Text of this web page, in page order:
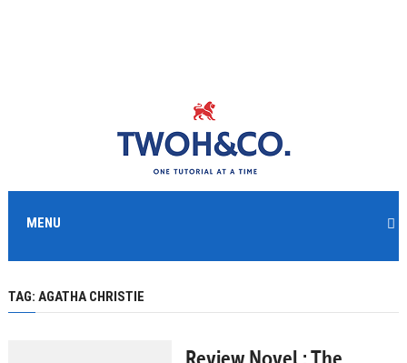
MENU
TAG: AGATHA CHRISTIE